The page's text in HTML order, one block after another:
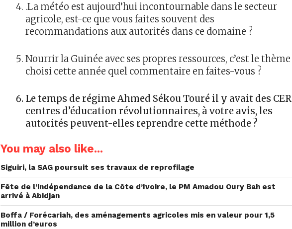
.La météo est aujourd’hui incontournable dans le secteur
agricole, est-ce que vous faites souvent des
recommandations aux autorités dans ce domaine ?
Nourrir la Guinée avec ses propres ressources, c’est le thème
choisi cette année quel commentaire en faites-vous ?
Le temps de régime Ahmed Sékou Touré il y avait des CER
centres d’éducation révolutionnaires, à votre avis, les
autorités peuvent-elles reprendre cette méthode ?
You may also like...
Siguiri, la SAG poursuit ses travaux de reprofilage
Fête de l’indépendance de la Côte d’Ivoire, le PM Amadou Oury Bah est
arrivé à Abidjan
Boffa / Forécariah, des aménagements agricoles mis en valeur pour 1,5
million d’euros